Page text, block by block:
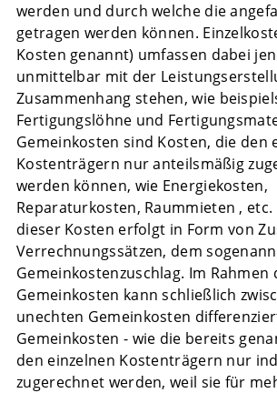
werden und durch welche die
getragen werden können.
Kosten genannt) umfassen dabei
unmittelbar mit der
Zusammenhang stehen, wie
Fertigungslöhne und
Gemeinkosten sind Kosten, die den
Kostenträgern nur anteilsmäßig
werden können, wie Energiekosten,
Reparaturkosten, Raummieten ,
dieser Kosten erfolgt in Form von
Verrechnungssätzen, dem
Gemeinkostenzuschlag. Im Rahmen
Gemeinkosten kann schließlich
unechten Gemeinkosten
Gemeinkosten - wie die bereits
den einzelnen Kostenträgern nur
zugerechnet werden, weil sie für